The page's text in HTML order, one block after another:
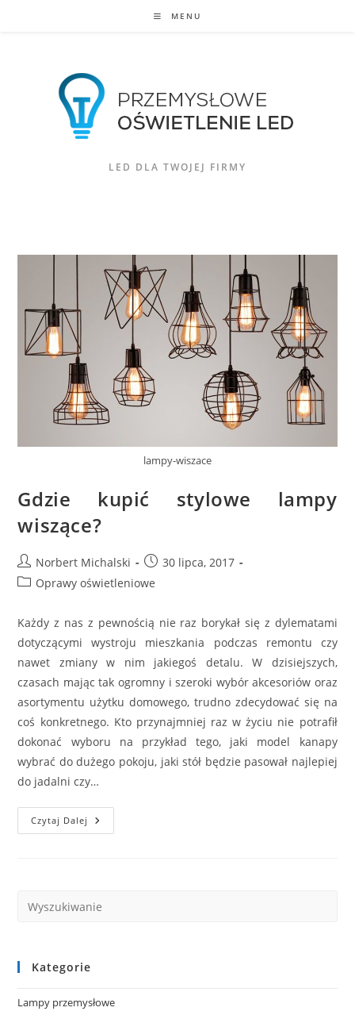
MENU
LED DLA TWOJEJ FIRMY
lampy-wiszace
Gdzie kupić stylowe lampy
wiszące?
Post
author:
Norbert Michalski
Post
published:
30 lipca, 2017
PostOprawy oświetleniowe
Każdy z nas z pewnością nie raz borykał się z dylematami
dotyczącymi wystroju mieszkania podczas remontu czy
nawet zmiany w nim jakiegoś detalu. W dzisiejszych,
czasach mając tak ogromny i szeroki wybór akcesoriów oraz
asortymentu użytku domowego, trudno zdecydować się na
coś konkretnego. Kto przynajmniej raz w życiu nie potrafił
dokonać wyboru na przykład tego, jaki model kanapy
wybrać do dużego pokoju, jaki stół będzie pasował najlepiej
do jadalni czy…
Czytaj Dalej Gdzie
Kupić
Kategorie
Lampy przemysłowe